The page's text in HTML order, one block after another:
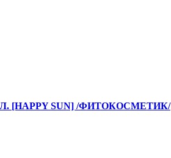
[HAPPY SUN] /ФИТОКОСМЕТИК/